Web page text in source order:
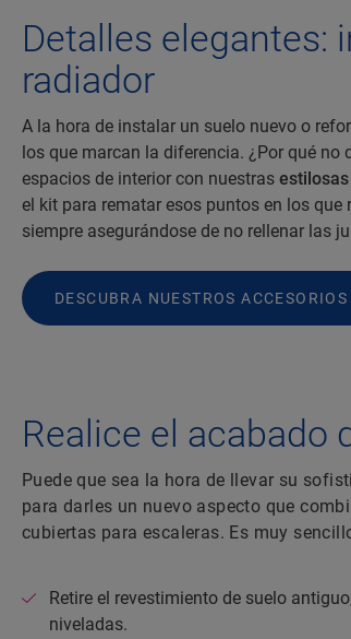
Detalles elegantes:
radiador
A la hora de instalar un suelo nuevo o
los que marcan la diferencia. ¿Por qué no
espacios de interior con nuestras
el kit para rematar esos puntos en los
siempre asegurándose de no rellenar las
DESCUBRA NUESTROS
Realice el acabado
Puede que sea la hora de llevar su
para darles un nuevo aspecto que
cubiertas para escaleras. Es muy
Retire el revestimiento de suelo
niveladas.